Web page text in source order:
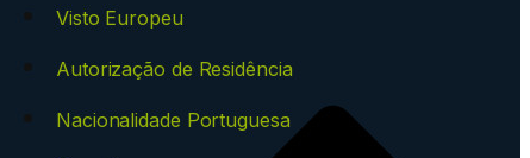
Visto Europeu
Autorização de Residência
Nacionalidade Portuguesa